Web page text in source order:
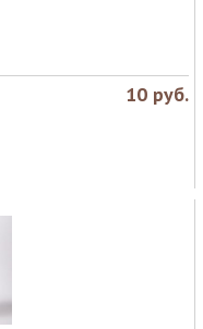
10 руб.